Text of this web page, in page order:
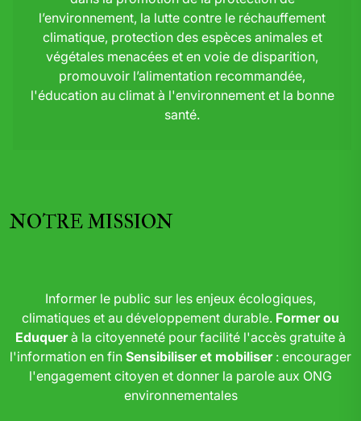
l’environnement, la lutte contre le réchauffement
climatique, protection des espèces animales et
végétales menacées et en voie de disparition,
promouvoir l’alimentation recommandée,
l'éducation au climat à l'environnement et la bonne
santé.
NOTRE MISSION
Informer le public sur les enjeux écologiques,
climatiques et au développement durable. Former ou
Eduquerà la citoyenneté pour facilité l'accès gratuite à
l'information en fin Sensibiliser et mobiliser: encourager
l'engagement citoyen et donner la parole aux ONG
environnementales